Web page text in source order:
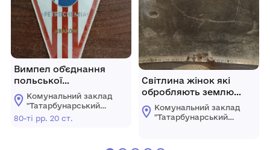
Вимпел об'єднання
польської
нафтопереробної та
нафтохімічної
промисловості
Комунальний заклад
"Татарбунарський
історико -
краєзнавчий музей"
80-ті рр. 20 ст.
Світлина жінок які
обробляють землю
власноруч
Комунальний заклад
"Татарбунарський